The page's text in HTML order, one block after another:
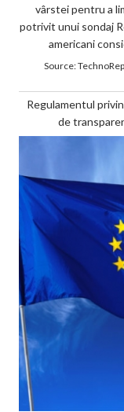
vârstei pentru a
potrivit unui sondaj
americani
Source:
Regulamentul
de